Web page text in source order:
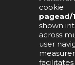
cookie
pagead/
shown
across
user